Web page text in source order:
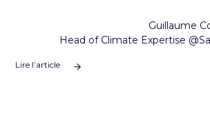
Guillaume
Head of Climate Expertise
Lire l’article